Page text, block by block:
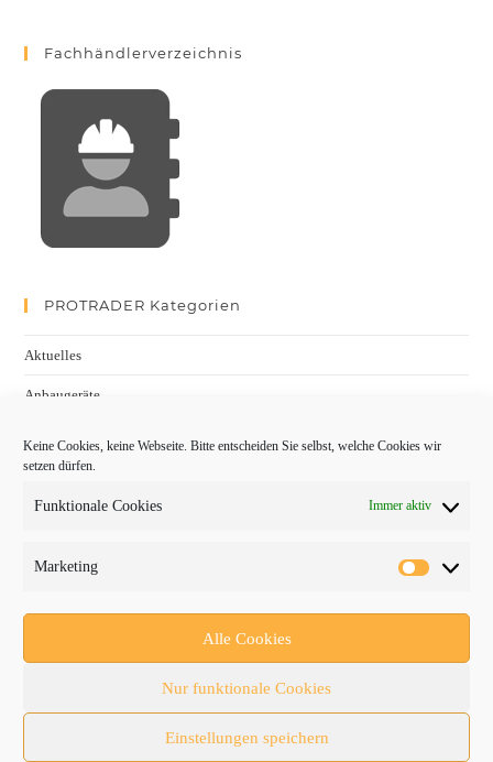
Keine Cookies, keine Webseite. Bitte entscheiden Sie selbst, welche Cookies wir
setzen dürfen.
Funktionale Cookies Immer aktiv
Marketing
Alle Cookies
Nur funktionale Cookies
Einstellungen speichern
Fachhändlerverzeichnis
PROTRADER Kategorien
Aktuelles
Anbaugeräte
Baumaschinen
Fachmessen
Nutzfahrzeuge
RATL 2025 | RecyclingAKTIV & TiefbauLIVE